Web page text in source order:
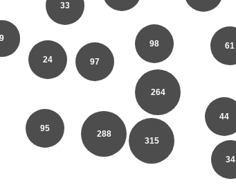
315
288
97
34
264
98
95
24
61
33
44
9